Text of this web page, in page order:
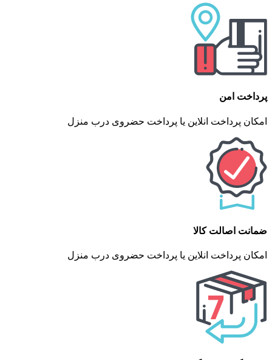
پرداخت امن
امکان پرداخت انلاین یا پرداخت حضروی درب منزل
ضمانت اصالت کالا
امکان پرداخت انلاین یا پرداخت حضروی درب منزل